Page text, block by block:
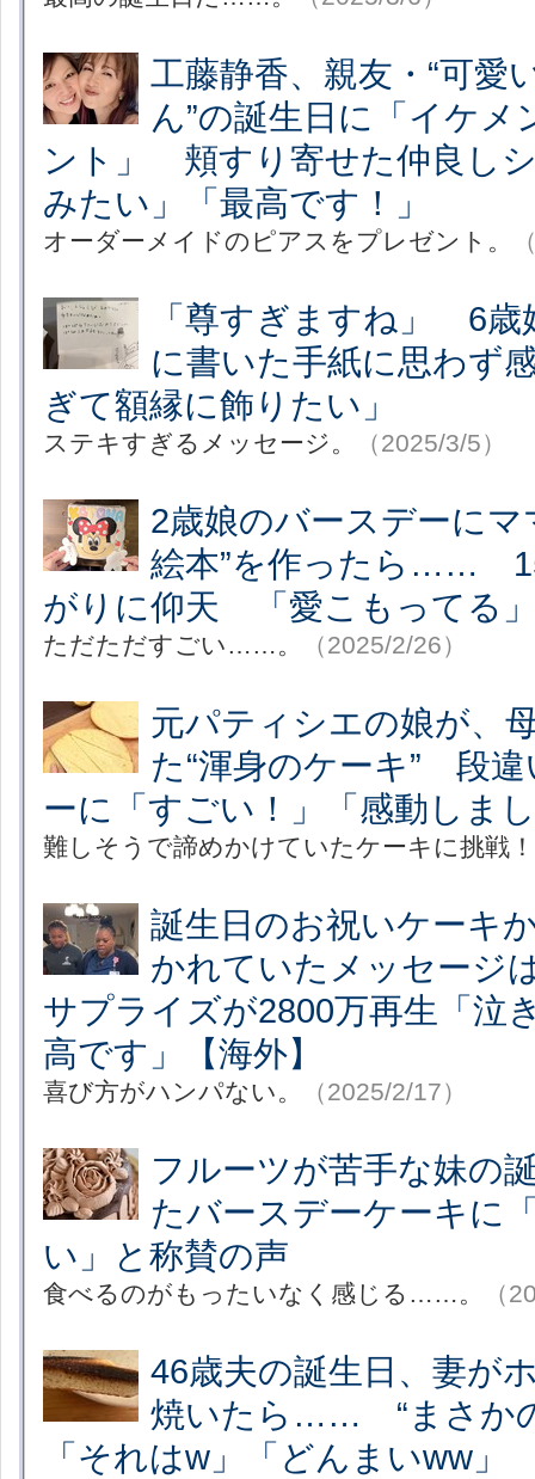
工藤静香、親友・“可愛
ん”の誕生日に「イケ
ント」 頬すり寄せた仲良し
みたい」「最高です！」
オーダーメイドのピアスをプレゼント。
「尊すぎますね」 6歳
に書いた手紙に思わず
ぎて額縁に飾りたい」
ステキすぎるメッセージ。 （2025/3/5）
2歳娘のバースデーにマ
絵本”を作ったら……
がりに仰天 「愛こもってる
ただただすごい……。 （2025/2/26）
元パティシエの娘が、
た“渾身のケーキ” 段
ーに「すごい！」「感動しま
難しそうで諦めかけていたケーキに挑戦！
誕生日のお祝いケーキ
かれていたメッセー
サプライズが2800万再生「泣
高です」【海外】
喜び方がハンパない。 （2025/2/17）
フルーツが苦手な妹の
たバースデーケーキに
い」と称賛の声
食べるのがもったいなく感じる……。 （
46歳夫の誕生日、妻が
焼いたら…… “まさか
「それはw」「どんまいww」